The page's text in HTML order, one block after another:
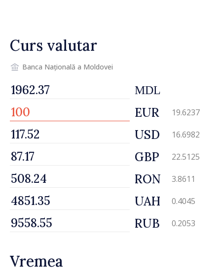
Curs valutar
Banca Națională a Moldovei
MDL
EUR 19.6237
USD 16.6982
GBP 22.5125
RON 3.8611
UAH 0.4045
RUB 0.2053
Vremea